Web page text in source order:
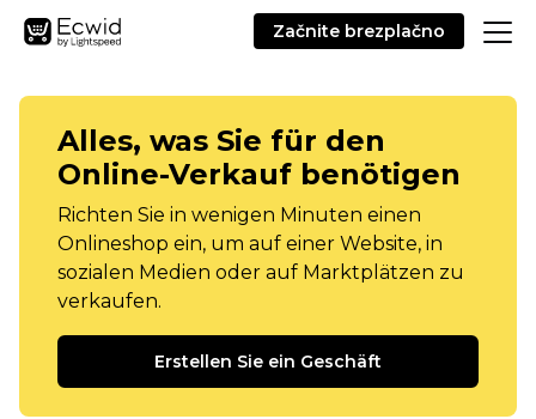
Začnite brezplačno
Alles, was Sie für den
Online-Verkauf benötigen
Richten Sie in wenigen Minuten einen
Onlineshop ein, um auf einer Website, in
sozialen Medien oder auf Marktplätzen zu
verkaufen.
Erstellen Sie ein Geschäft